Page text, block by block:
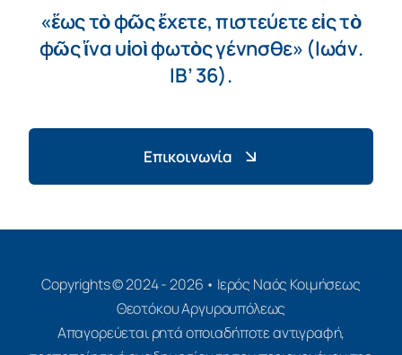
«ἕως τὸ φῶς ἔχετε, πιστεύετε εἰς τὸ
φῶς ἵνα υἱοὶ φωτὸς γένησθε» (Ιωάν.
ΙΒ’ 36).
Επικοινωνία
Copyrights © 2024 - 2026 • Ιερός Ναός Κοιμήσεως
Θεοτόκου Αργυρουπόλεως
Απαγορεύεται ρητά οποιαδήποτε αντιγραφή,